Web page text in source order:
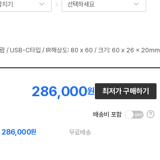
기 선택하세요
람 / USB-C타입 / IR해상도: 80 x 60 / 크기: 60 x 26 x 20mm
286,000원 최저가 구매하기
배송비 포함
툴
팁
286,000원 무료배송